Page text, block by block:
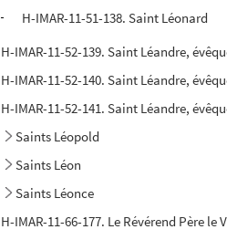
H-IMAR-11-51-138. Saint Léonard
H-IMAR-11-52-139. Saint Léandre,
H-IMAR-11-52-140. Saint Léandre,
H-IMAR-11-52-141. Saint Léandre,
Saints Léopold
Saints Léon
Saints Léonce
H-IMAR-11-66-177. Le Révérend Père le